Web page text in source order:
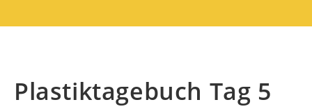
Plastiktagebuch Tag 5